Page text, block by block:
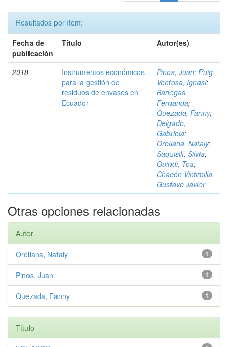
Resultados por ítem:
Fecha de
publicación
Título Autor(es)
2018
Instrumentos económicos
para la gestión de
residuos de envases en
Ecuador
Pinos, Juan; Puig
Ventosa, Ignasi;
Banegas,
Fernanda;
Quezada, Fanny;
Delgado,
Gabriela;
Orellana, Nataly;
Saquisilí, Silvia;
Quindi, Toa;
Chacón Vintimilla,
Gustavo Javier
Otras opciones relacionadas
Autor
1
Orellana, Nataly
1
Pinos, Juan
1
Quezada, Fanny
Título